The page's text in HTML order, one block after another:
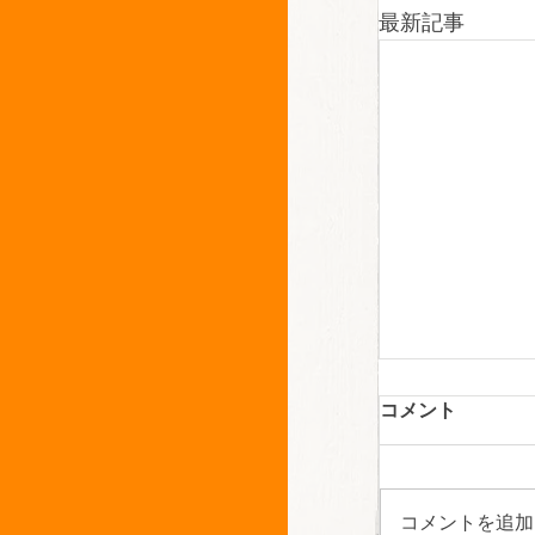
最新記事
いいな～✨
こんにちは！
コメント
コメントを追